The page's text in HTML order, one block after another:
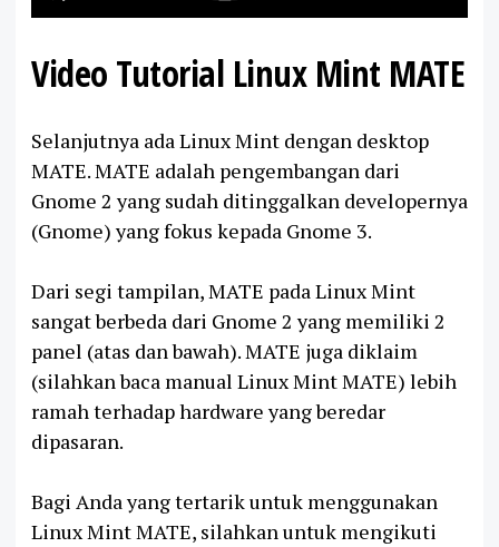
Video Tutorial Linux Mint MATE
Selanjutnya ada Linux Mint dengan desktop
MATE. MATE adalah pengembangan dari
Gnome 2 yang sudah ditinggalkan developernya
(Gnome) yang fokus kepada Gnome 3.
Dari segi tampilan, MATE pada Linux Mint
sangat berbeda dari Gnome 2 yang memiliki 2
panel (atas dan bawah). MATE juga diklaim
(silahkan baca manual Linux Mint MATE) lebih
ramah terhadap hardware yang beredar
dipasaran.
Bagi Anda yang tertarik untuk menggunakan
Linux Mint MATE, silahkan untuk mengikuti